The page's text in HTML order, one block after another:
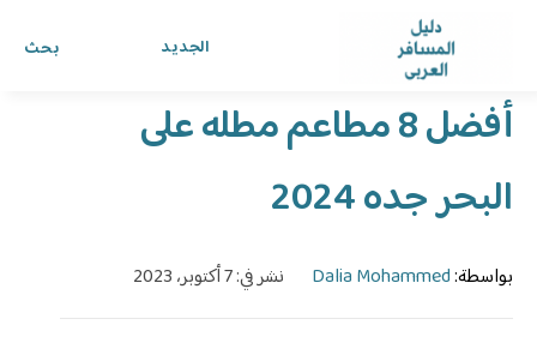
بحث الجديد
دليل المسافر العربي ›الدليل›
أفضل 8 مطاعم مطله على
البحر جده 2024
بواسطة:Dalia Mohammed نشر في: 7 أكتوبر، 2023